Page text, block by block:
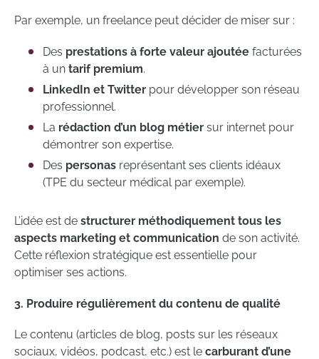
Par exemple, un freelance peut décider de miser sur :
Des prestations à forte valeur ajoutée facturées
à un tarif premium.
LinkedIn et Twitter pour développer son réseau
professionnel.
La rédaction d’un blog métier sur internet pour
démontrer son expertise.
Des personas représentant ses clients idéaux
(TPE du secteur médical par exemple).
L’idée est de structurer méthodiquement tous les
aspects marketing et communication de son activité.
Cette réflexion stratégique est essentielle pour
optimiser ses actions.
3. Produire régulièrement du contenu de qualité
Le contenu (articles de blog, posts sur les réseaux
sociaux, vidéos, podcast, etc.) est le carburant d’une